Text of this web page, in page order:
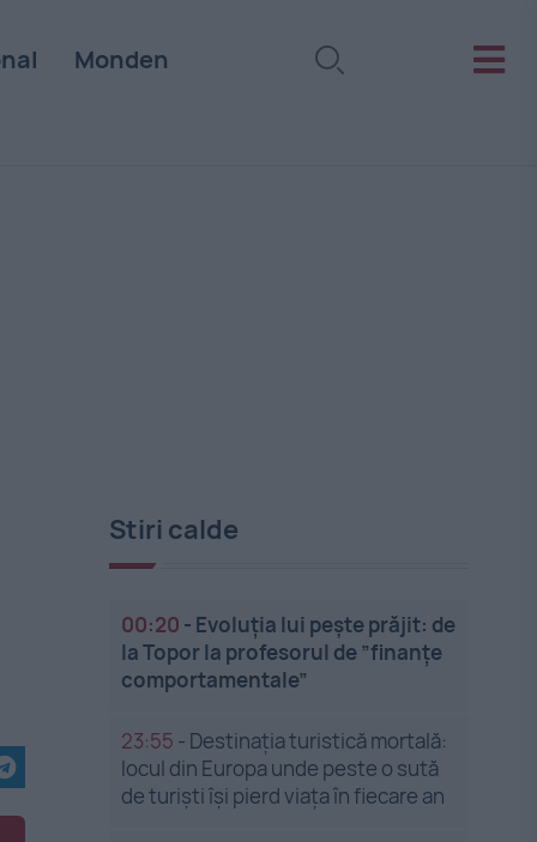
Monden
Stiri calde
00:20 - Evoluția lui pește prăjit: de
la Topor la profesorul de ”finanțe
comportamentale”
23:55 - Destinația turistică mortală:
locul din Europa unde peste o sută
de turiști își pierd viața în fiecare an